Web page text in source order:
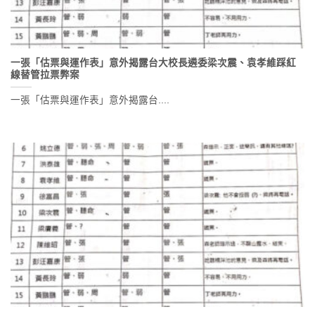
一張「估票與運作表」意外揭露台大校長遴委梁次震、袁孝維踩紅
線替管拉票弊案
一張「估票與運作表」意外揭露台....